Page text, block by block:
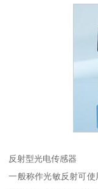
反射型光电传感器
一般称作光敏反射可